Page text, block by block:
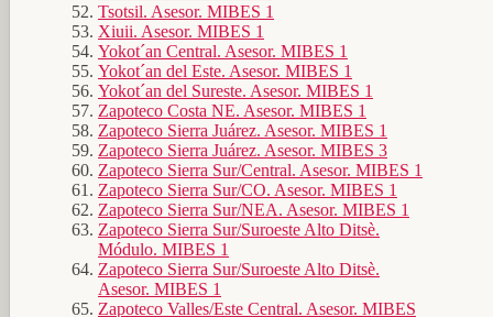
Tsotsil. Asesor. MIBES 1
Xiuii. Asesor. MIBES 1
Yokot´an Central. Asesor. MIBES 1
Yokot´an del Este. Asesor. MIBES 1
Yokot´an del Sureste. Asesor. MIBES 1
Zapoteco Costa NE. Asesor. MIBES 1
Zapoteco Sierra Juárez. Asesor. MIBES 1
Zapoteco Sierra Juárez. Asesor. MIBES 3
Zapoteco Sierra Sur/Central. Asesor. MIBES 1
Zapoteco Sierra Sur/CO. Asesor. MIBES 1
Zapoteco Sierra Sur/NEA. Asesor. MIBES 1
Zapoteco Sierra Sur/Suroeste Alto Ditsè.
Módulo. MIBES 1
Zapoteco Sierra Sur/Suroeste Alto Ditsè.
Asesor. MIBES 1
Zapoteco Valles/Este Central. Asesor. MIBES